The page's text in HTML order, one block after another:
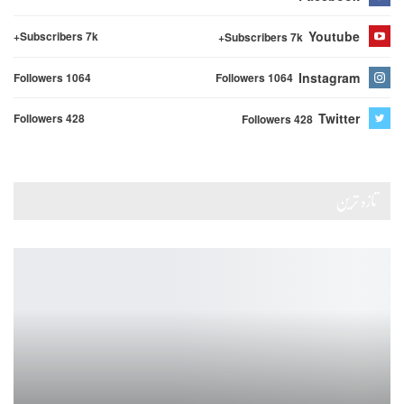
Youtube
Subscribers 7k+
Subscribers 7k+
Instagram
Followers 1064
Followers 1064
Twitter
Followers 428
Followers 428